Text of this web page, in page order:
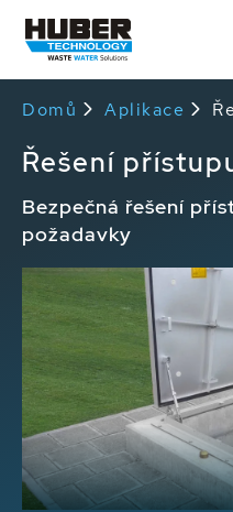
Domů Aplikace
Řešení
Bezpečná řešení
požadavky